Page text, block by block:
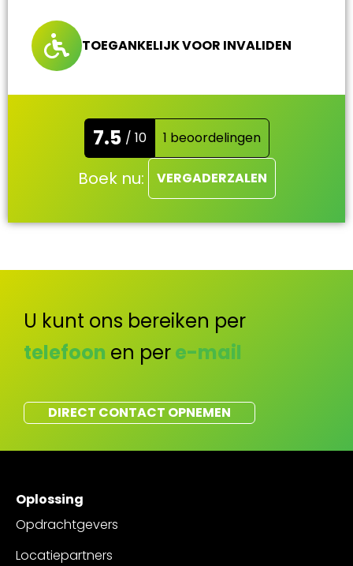
TOEGANKELIJK VOOR INVALIDEN
7.5 / 10 1 beoordelingen
Boek nu: VERGADERZALEN
U kunt ons bereiken per
telefoon en pere-mail
DIRECT CONTACT OPNEMEN
Oplossing
Opdrachtgevers
Locatiepartners